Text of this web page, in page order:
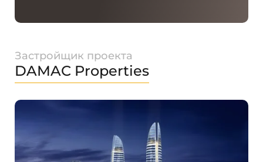
Застройщик проекта
DAMAC Properties